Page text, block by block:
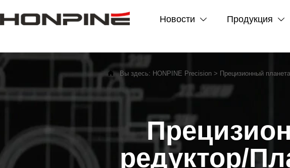
Новости  Продукция 
 Вы здесь: HONPINE Precision> Прецизионный
редуктор/